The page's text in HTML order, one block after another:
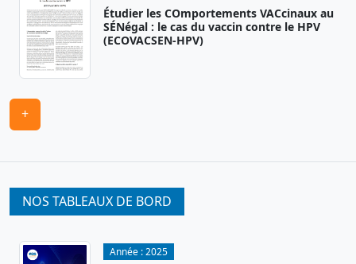
Étudier les COmportements VACcinaux au
SÉNégal : le cas du vaccin contre le HPV
(ECOVACSEN-HPV)
+
NOS TABLEAUX DE BORD
Année :2025